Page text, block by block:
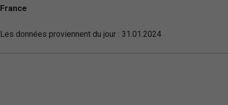
France
Les données proviennent du jour : 31.01.2024